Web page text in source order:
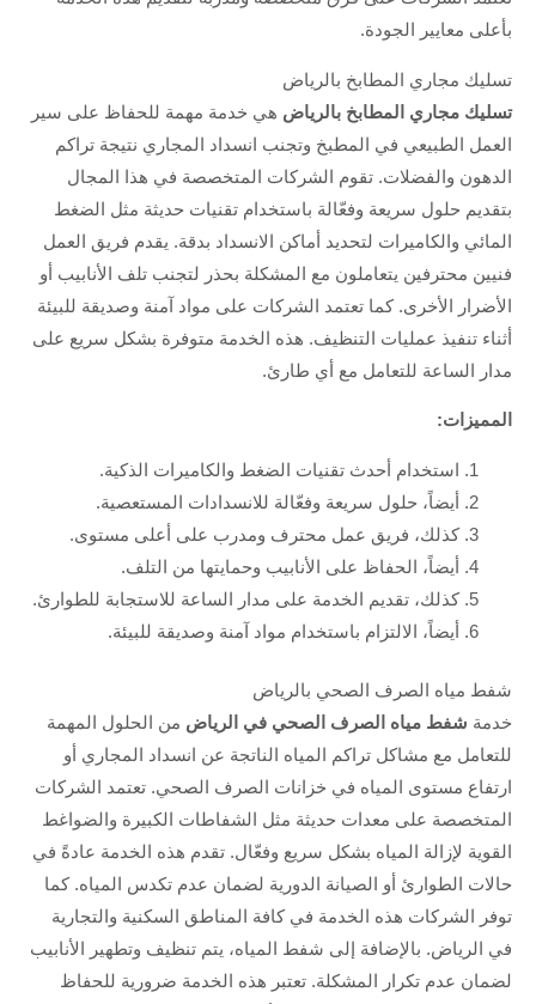
بأعلى معايير الجودة.
تسليك مجاري المطابخ بالرياض
تسليك مجاري المطابخ بالرياض هي خدمة مهمة للحفاظ على سير
العمل الطبيعي في المطبخ وتجنب انسداد المجاري نتيجة تراكم
الدهون والفضلات. تقوم الشركات المتخصصة في هذا المجال
بتقديم حلول سريعة وفعّالة باستخدام تقنيات حديثة مثل الضغط
المائي والكاميرات لتحديد أماكن الانسداد بدقة. يقدم فريق العمل
فنيين محترفين يتعاملون مع المشكلة بحذر لتجنب تلف الأنابيب أو
الأضرار الأخرى. كما تعتمد الشركات على مواد آمنة وصديقة للبيئة
أثناء تنفيذ عمليات التنظيف. هذه الخدمة متوفرة بشكل سريع على
مدار الساعة للتعامل مع أي طارئ.
المميزات:
استخدام أحدث تقنيات الضغط والكاميرات الذكية.
أيضاً، حلول سريعة وفعّالة للانسدادات المستعصية.
كذلك، فريق عمل محترف ومدرب على أعلى مستوى.
أيضاً، الحفاظ على الأنابيب وحمايتها من التلف.
كذلك، تقديم الخدمة على مدار الساعة للاستجابة للطوارئ.
أيضاً، الالتزام باستخدام مواد آمنة وصديقة للبيئة.
شفط مياه الصرف الصحي بالرياض
خدمة شفط مياه الصرف الصحي في الرياض من الحلول المهمة
للتعامل مع مشاكل تراكم المياه الناتجة عن انسداد المجاري أو
ارتفاع مستوى المياه في خزانات الصرف الصحي. تعتمد الشركات
المتخصصة على معدات حديثة مثل الشفاطات الكبيرة والضواغط
القوية لإزالة المياه بشكل سريع وفعّال. تقدم هذه الخدمة عادةً في
حالات الطوارئ أو الصيانة الدورية لضمان عدم تكدس المياه. كما
توفر الشركات هذه الخدمة في كافة المناطق السكنية والتجارية
في الرياض. بالإضافة إلى شفط المياه، يتم تنظيف وتطهير الأنابيب
لضمان عدم تكرار المشكلة. تعتبر هذه الخدمة ضرورية للحفاظ